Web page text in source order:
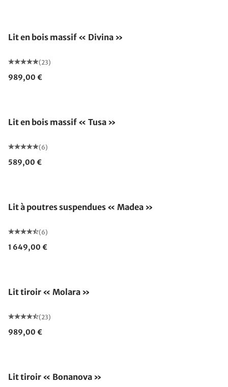
Lit en bois massif « Divina »
(23)
989,00 €
Lit en bois massif « Tusa »
(6)
589,00 €
Lit à poutres suspendues « Madea »
(6)
1 649,00 €
Lit tiroir « Molara »
(23)
989,00 €
Lit tiroir « Bonanova »